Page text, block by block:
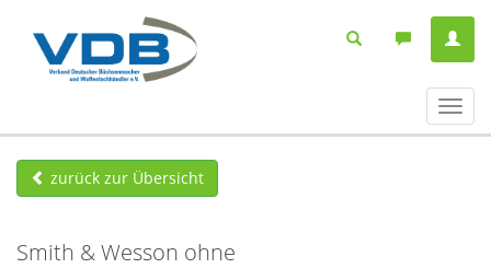
ein-/
zurück zur Übersicht
Smith & Wesson ohne